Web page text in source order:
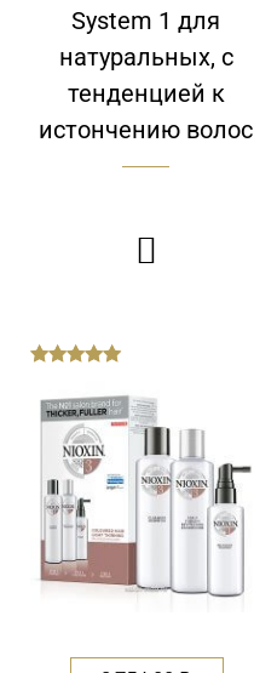
System 1 для
натуральных, с
тенденцией к
истончению волос

of